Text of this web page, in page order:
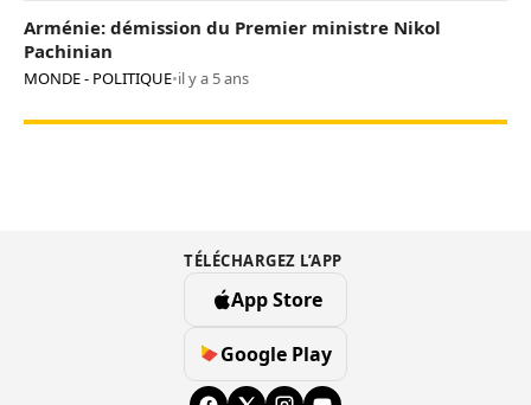
Arménie: démission du Premier ministre Nikol
Pachinian
MONDE - POLITIQUE•il y a 5 ans
TÉLÉCHARGEZ L’APP
App Store
Google Play